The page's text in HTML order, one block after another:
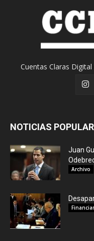
Cuentas Claras
NOTICIAS
Juan
Archivo